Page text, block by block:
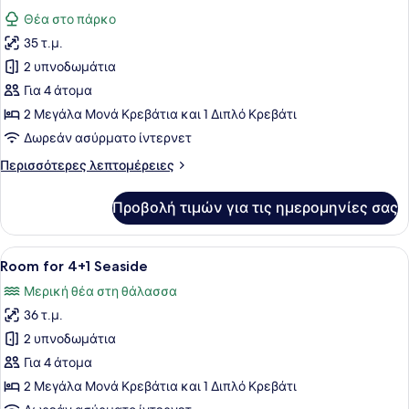
των
φωτογραφιών
για
Room
for
4+1
Θέα στο πάρκο
35 τ.μ.
2 υπνοδωμάτια
Για 4 άτομα
2 Μεγάλα Μονά Κρεβάτια και 1 Διπλό Κρεβάτι
Δωρεάν ασύρματο ίντερνετ
Περισσότερες λεπτομέρειες
Περισσότερες
for
4+1
Προβολή τιμών για τις ημερομηνίες σας
Προβολή
όλων
των
φωτογραφιών
για
Room
for
4+1
Ένα σύγχρονο δωμάτιο
6
Room for 4+1 Seaside
Μερική θέα στη θάλασσα
36 τ.μ.
2 υπνοδωμάτια
Για 4 άτομα
2 Μεγάλα Μονά Κρεβάτια και 1 Διπλό Κρεβάτι